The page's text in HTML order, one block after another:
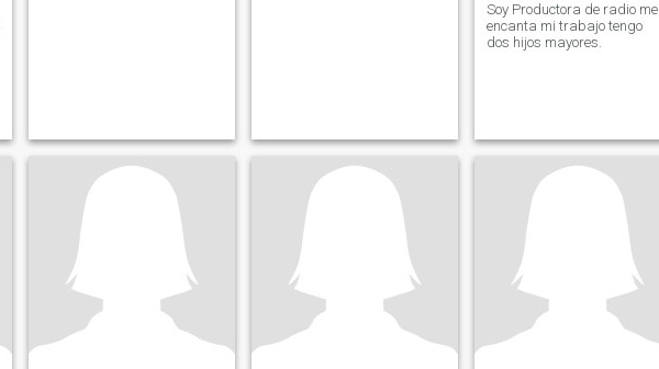
Soy Productora de radio me
encanta mi trabajo tengo
dos hijos mayores.